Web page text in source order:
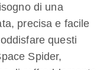
di una
precisa e facile
questi
Spider,